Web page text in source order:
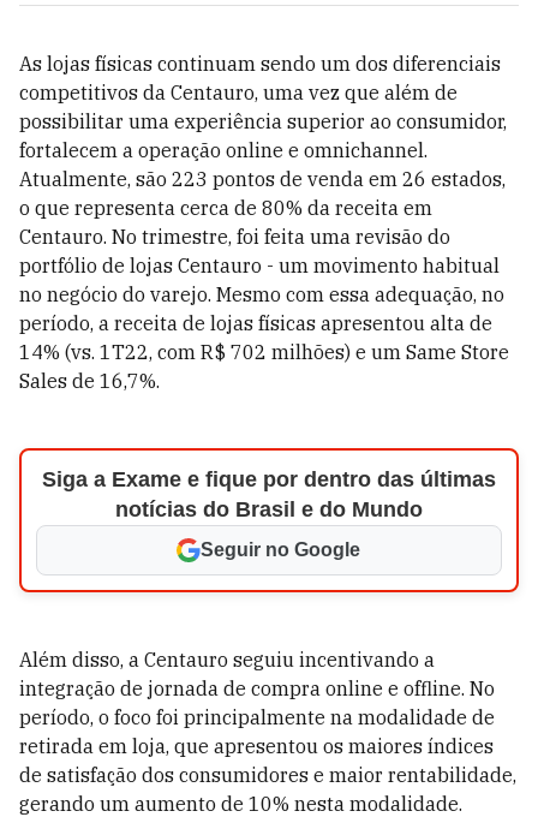
As lojas físicas continuam sendo um dos diferenciais
competitivos da Centauro, uma vez que além de
possibilitar uma experiência superior ao consumidor,
fortalecem a operação online e omnichannel.
Atualmente, são 223 pontos de venda em 26 estados,
o que representa cerca de 80% da receita em
Centauro. No trimestre, foi feita uma revisão do
portfólio de lojas Centauro - um movimento habitual
no negócio do varejo. Mesmo com essa adequação, no
período, a receita de lojas físicas apresentou alta de
14% (vs. 1T22, com R$ 702 milhões) e um Same Store
Sales de 16,7%.
Siga a Exame e fique por dentro das últimas
notícias do Brasil e do Mundo
Seguir no Google
Além disso, a Centauro seguiu incentivando a
integração de jornada de compra online e offline. No
período, o foco foi principalmente na modalidade de
retirada em loja, que apresentou os maiores índices
de satisfação dos consumidores e maior rentabilidade,
gerando um aumento de 10% nesta modalidade.